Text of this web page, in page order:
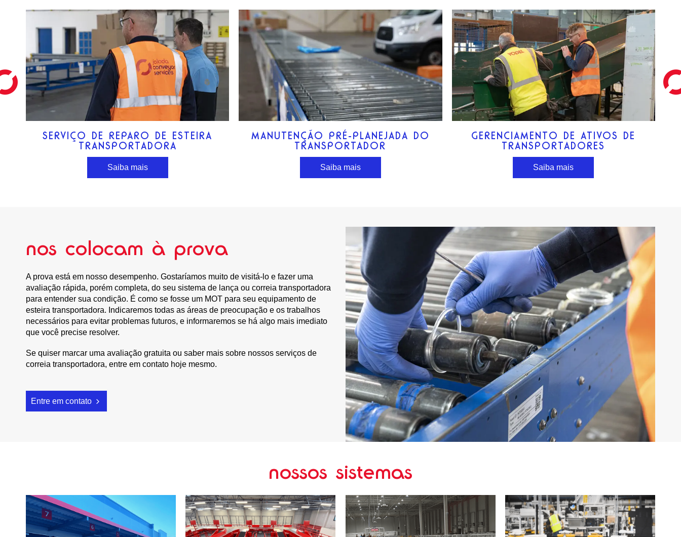
SERVIÇO DE REPARO DE ESTEIRA
TRANSPORTADORA
Saiba mais
MANUTENÇÃO PRÉ-PLANEJADA DO
TRANSPORTADOR
Saiba mais
GERENCIAMENTO DE ATIVOS DE
TRANSPORTADORES
Saiba mais
nos colocam à prova
A prova está em nosso desempenho. Gostaríamos muito de visitá-lo e fazer uma
avaliação rápida, porém completa, do seu sistema de lança ou correia transportadora
para entender sua condição. É como se fosse um MOT para seu equipamento de
esteira transportadora. Indicaremos todas as áreas de preocupação e os trabalhos
necessários para evitar problemas futuros, e informaremos se há algo mais imediato
que você precise resolver.
Se quiser marcar uma avaliação gratuita ou saber mais sobre nossos serviços de
correia transportadora, entre em contato hoje mesmo.
Entre em contato
nossos sistemas